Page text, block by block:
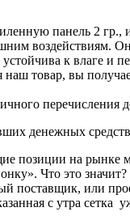
панель 2 гр.,
воздействиям. Он
к влаге и
товар, вы
денежных
позиции на рынке
Что это
поставщик,
с утра сетка